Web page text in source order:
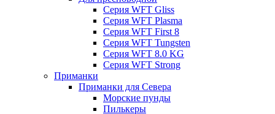
Серия WFT Gliss
Серия WFT Plasma
Серия WFT First 8
Серия WFT Tungsten
Серия WFT 8.0 KG
Серия WFT Strong
Приманки
Приманки для Севера
Морские пунды
Пилькеры